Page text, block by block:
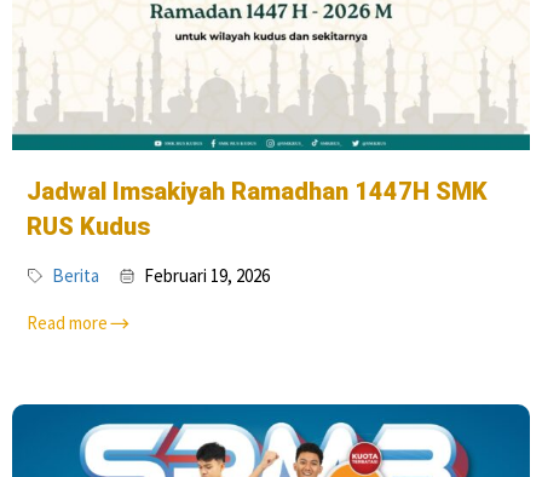
Jadwal Imsakiyah Ramadhan 1447H SMK
RUS Kudus
Berita Februari 19, 2026
Read more